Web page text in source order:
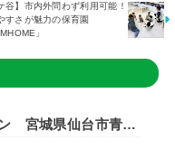
谷】市内外問わず利用可能！
すさが魅力の保育園
」
中古マンション 宮城県仙台市青葉区柏木２丁目